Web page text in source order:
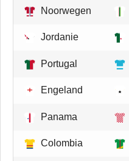
Noorwegen
Jordanie
Portugal
Engeland
Panama
Colombia